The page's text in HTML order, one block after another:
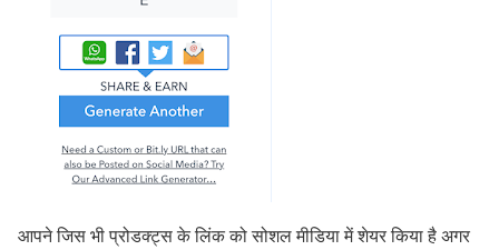
आपने जिस भी प्रोडक्ट्स के लिंक को सोशल मीडिया में शेयर किया है अगर